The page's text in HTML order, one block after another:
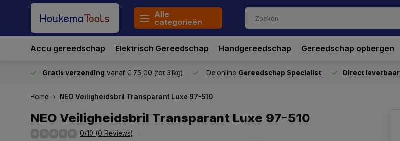
Alle
categorieën
Accu gereedschap Elektrisch Gereedschap Handgereedschap Gereedschap opbergen
Gratis verzending vanaf € 75,00 (tot 31kg) De online Gereedschap Specialist Direct leverbaar
Home NEO Veiligheidsbril Transparant Luxe 97-510
NEO Veiligheidsbril Transparant Luxe 97-510
0/10 (0 Reviews)